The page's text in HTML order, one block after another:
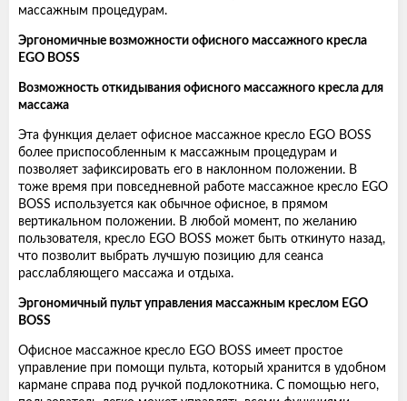
массажным процедурам.
Эргономичные возможности офисного массажного кресла
EGO BOSS
Возможность откидывания офисного массажного кресла для
массажа
Эта функция делает офисное массажное кресло EGO BOSS
более приспособленным к массажным процедурам и
позволяет зафиксировать его в наклонном положении. В
тоже время при повседневной работе массажное кресло EGO
BOSS используется как обычное офисное, в прямом
вертикальном положении. В любой момент, по желанию
пользователя, кресло EGO BOSS может быть откинуто назад,
что позволит выбрать лучшую позицию для сеанса
расслабляющего массажа и отдыха.
Эргономичный пульт управления массажным креслом EGO
BOSS
Офисное массажное кресло EGO BOSS имеет простое
управление при помощи пульта, который хранится в удобном
кармане справа под ручкой подлокотника. С помощью него,